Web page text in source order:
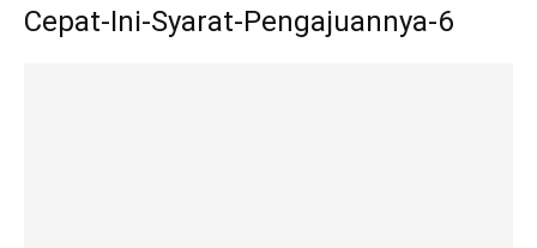
Cepat-Ini-Syarat-Pengajuannya-6